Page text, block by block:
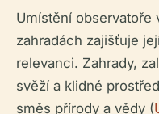
Umístění observatoře
zahradách zajišťuje
relevanci. Zahrady,
svěží a klidné
směs přírody a vědy (